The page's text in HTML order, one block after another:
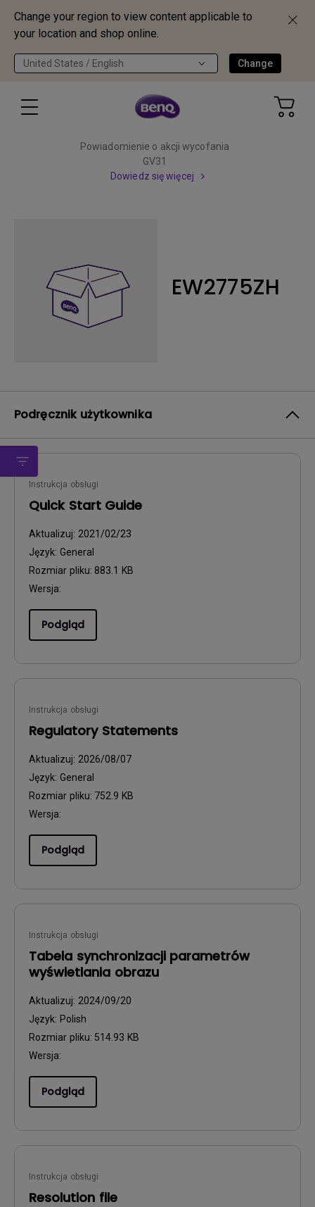
Change your region to view content applicable to
your location and shop online.
United States / English Change
Powiadomienie o akcji wycofania
GV31
Dowiedz się więcej
EW2775ZH
Podręcznik użytkownika
Instrukcja obsługi
Quick Start Guide
Aktualizuj: 2021/02/23
Język: General
Rozmiar pliku: 883.1 KB
Wersja:
Podgląd
Instrukcja obsługi
Regulatory Statements
Aktualizuj: 2026/08/07
Język: General
Rozmiar pliku: 752.9 KB
Wersja:
Podgląd
Instrukcja obsługi
Tabela synchronizacji parametrów
wyświetlania obrazu
Aktualizuj: 2024/09/20
Język: Polish
Rozmiar pliku: 514.93 KB
Wersja:
Podgląd
Instrukcja obsługi
Resolution file